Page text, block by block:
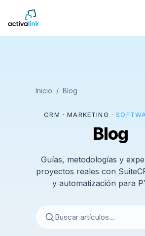
Inicio / Blog
CRM · MARKETING ·
Blog
Guías, metodologías y
proyectos reales con
y automatización para